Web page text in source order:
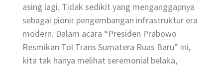
asing lagi. Tidak sedikit yang menganggapnya
sebagai pionir pengembangan infrastruktur era
modern. Dalam acara “Presiden Prabowo
Resmikan Tol Trans Sumatera Ruas Baru” ini,
kita tak hanya melihat seremonial belaka,